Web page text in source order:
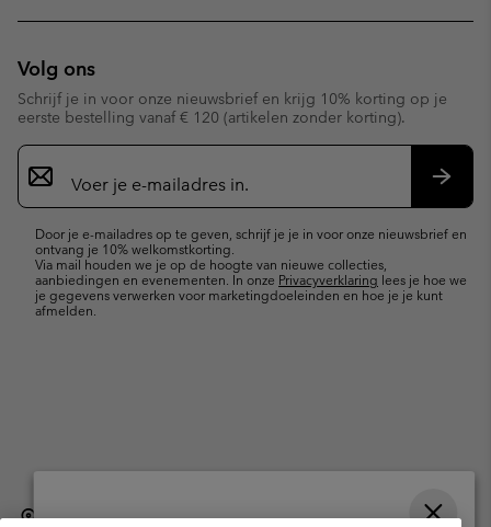
Volg ons
Schrijf je in voor onze nieuwsbrief en krijg 10% korting op je
eerste bestelling vanaf € 120 (artikelen zonder korting).
Aanmelden
voor
e-
Door je e-mailadres op te geven, schrijf je je in voor onze nieuwsbrief en
ontvang je 10% welkomstkorting.
Via mail houden we je op de hoogte van nieuwe collecties,
aanbiedingen en evenementen. In onze Privacyverklaring lees je hoe we
je gegevens verwerken voor marketingdoeleinden en hoe je je kunt
afmelden.
België (Nederlands) | English ›| français ›